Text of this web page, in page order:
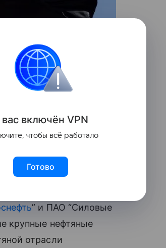
ан-Наим Саид
Со слов
Цивилев провёл
перспективы
” и ПАО “Силовые
крупные нефтяные
отрасли
включён VPN
чтобы всё работало
Готово